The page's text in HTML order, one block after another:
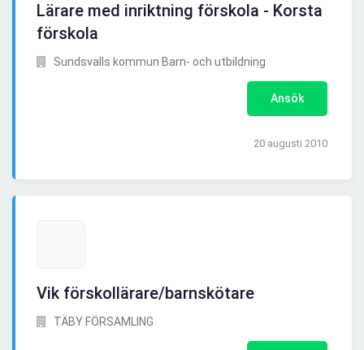
Lärare med inriktning förskola - Korsta
förskola
Sundsvalls kommun Barn- och utbildning
Ansök
20 augusti 2010
Vik förskollärare/barnskötare
TÄBY FÖRSAMLING